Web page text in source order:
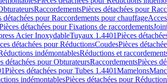
RaccordementsPièces détachées pour
détachées pour Raccordements pour chauffage
détachées pour Fixations de raccordements
Acier InoxydableTuyaux 1.4401Pièces
détachées pour RéductionsCoudesPièces
indémontablesRéductions et
détachées pour ObturateursRaccordementsPièces
Pièces détachées pour Tubes 1.4401Mamelons
indémontablesPièces détachées pour